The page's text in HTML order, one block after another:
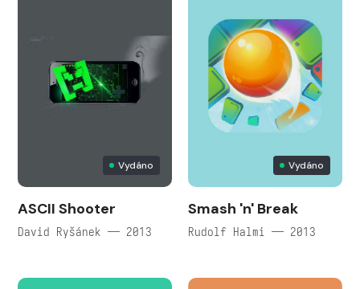
Vydáno
ASCII Shooter
David Ryšánek — 2013
Vydáno
Smash 'n' Break
Rudolf Halmi — 2013